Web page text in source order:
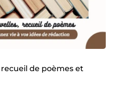
de poèmes et